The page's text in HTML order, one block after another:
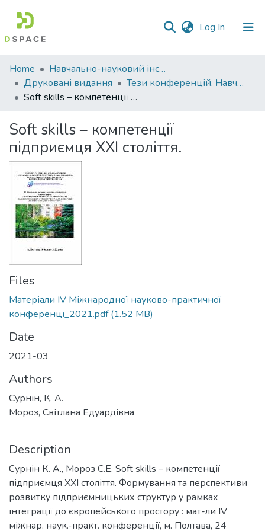
Log In (current)
Communities
&
Collections
Statistics
Home
Навчально-науковий інститут економіки, управління, права та інформаційних технологій
Друковані видання
Тези конференцій. Навчально-науковий інститут економіки, управління, права та інформаційних технологій
Soft skills – компетенції підприємця ХХІ століття.
Soft skills – компетенції
підприємця ХХІ століття.
Files
Матеріали ІV Міжнародної науково-практичної
конференці_2021.pdf(1.52 MB)
Date
2021-03
Authors
Сурнін, К. А.
Мороз, Світлана Едуардівна
Description
Сурнін К. А., Мороз С.Е. Soft skills – компетенції
підприємця ХХІ століття. Формування та перспективи
розвитку підприємницьких структур у рамках
інтеграції до європейського простору : мат-ли ІV
міжнар. наук.-практ. конференції, м. Полтава, 24